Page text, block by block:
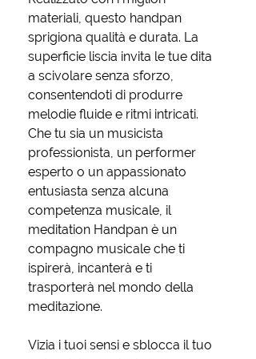
materiali, questo handpan
sprigiona qualità e durata. La
superficie liscia invita le tue dita
a scivolare senza sforzo,
consentendoti di produrre
melodie fluide e ritmi intricati.
Che tu sia un musicista
professionista, un performer
esperto o un appassionato
entusiasta senza alcuna
competenza musicale, il
meditation Handpan è un
compagno musicale che ti
ispirerà, incanterà e ti
trasporterà nel mondo della
meditazione.
Vizia i tuoi sensi e sblocca il tuo